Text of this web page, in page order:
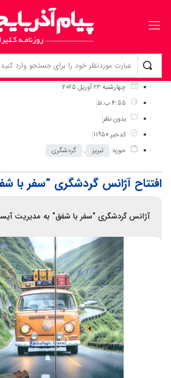
برگ نخست نوشته‌ها
افتتاح آژانس گردشگری
چهارشنبه 23 آوریل 2025
4:55 ب.ظ
بدون نظر
کدخبر:11950
حوزه:
تبریز , گردشگری
افتتاح آژانس گردشگری “سفر با
آژانس گردشگری "سفر با شفق" به مدیریت